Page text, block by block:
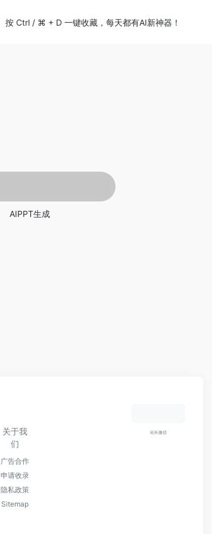
按 Ctrl / ⌘ + D 一键收藏，每天都有AI新神器！
AIPPT生成
关于我
们
广告合作
申请收录
隐私政策
Sitemap
站长微信